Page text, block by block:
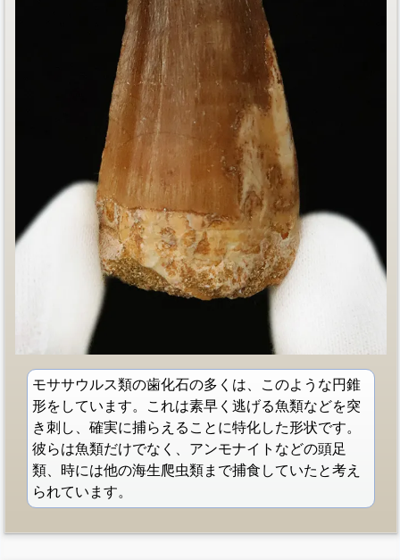
モササウルス類の歯化石の多くは、このような円錐
形をしています。これは素早く逃げる魚類などを突
き刺し、確実に捕らえることに特化した形状です。
彼らは魚類だけでなく、アンモナイトなどの頭足
類、時には他の海生爬虫類まで捕食していたと考え
られています。